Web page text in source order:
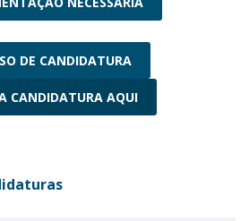
DE CANDIDATURA
CANDIDATURA AQUI